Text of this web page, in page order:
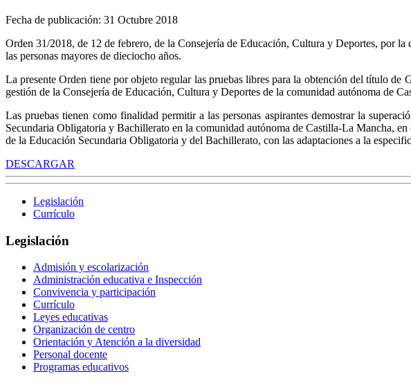
Fecha de publicación: 31 Octubre 2018
Orden 31/2018, de 12 de febrero, de la Consejería de Educación, Cultura y Deportes, por
las personas mayores de dieciocho años.
La presente Orden tiene por objeto regular las pruebas libres para la obtención del título
gestión de la Consejería de Educación, Cultura y Deportes de la comunidad autónoma de
Las pruebas tienen como finalidad permitir a las personas aspirantes demostrar la
Secundaria Obligatoria y Bachillerato en la comunidad autónoma de Castilla-La Mancha,
de la Educación Secundaria Obligatoria y del Bachillerato, con las adaptaciones a la
DESCARGAR
Legislación
Currículo
Legislación
Admisión y escolarización
Administración educativa e Inspección
Convivencia y participación
Currículo
Leyes educativas
Organización de centro
Orientación y Atención a la diversidad
Personal docente
Programas educativos